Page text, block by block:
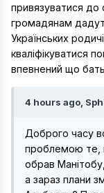
привязуватися
громадянам
Українських
кваліфікуватися
впевнений що
4 hours ago,
Доброго часу
проблемою те,
обрав
а зараз плани